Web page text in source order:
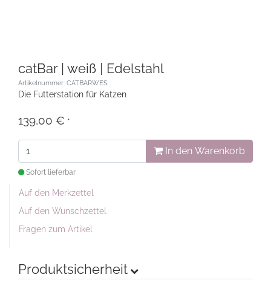
catBar | weiß | Edelstahl
Artikelnummer: CATBARWES
Die Futterstation für Katzen
139,00 € *
In den Warenkorb
Sofort lieferbar
Auf den Merkzettel
Auf den Wunschzettel
Fragen zum Artikel
Produktsicherheit